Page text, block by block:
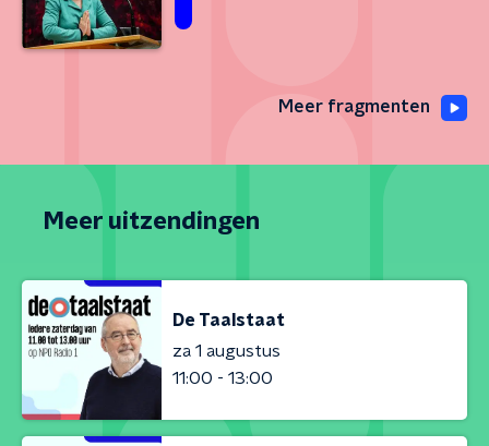
Meer fragmenten
Meer uitzendingen
De Taalstaat
za 1 augustus
11:00 - 13:00